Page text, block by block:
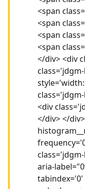
<span
<span
<span
<span
</div> <div
<div
</div> </
aria-
tabindex='0'